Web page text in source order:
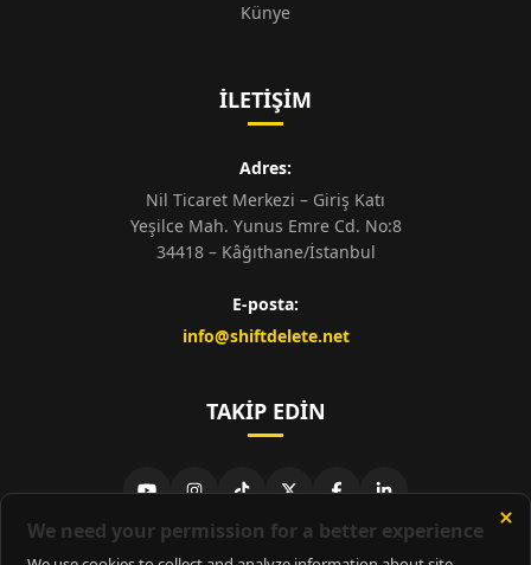
Künye
İLETIŞIM
Adres:
Nil Ticaret Merkezi – Giriş Katı
Yeşilce Mah. Yunus Emre Cd. No:8
34418 – Kâğıthane/İstanbul
E-posta:
info@shiftdelete.net
TAKIP EDIN